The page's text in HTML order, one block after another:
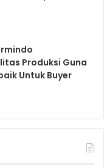
Produksi Guna
Untuk Buyer